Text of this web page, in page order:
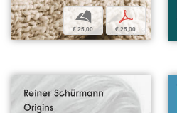
b
€ 25,00
p
€ 25,00